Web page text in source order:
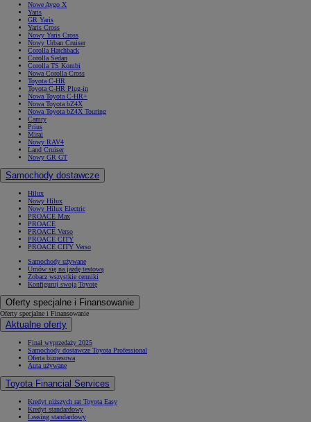
Nowe Aygo X
Yaris
GR Yaris
Yaris Cross
Nowy Yaris Cross
Nowy Urban Cruiser
Corolla Hatchback
Corolla Sedan
Corolla TS Kombi
Nowa Corolla Cross
Toyota C-HR
Toyota C-HR Plug-in
Nowa Toyota C-HR+
Nowa Toyota bZ4X
Nowa Toyota bZ4X Touring
Camry
Prius
Mirai
Nowy RAV4
Land Cruiser
Nowy GR GT
Samochody dostawcze
Hilux
Nowy Hilux
Nowy Hilux Electric
PROACE Max
PROACE
PROACE Verso
PROACE CITY
PROACE CITY Verso
Samochody używane
Umów się na jazdę testową
Zobacz wszystkie cenniki
Konfiguruj swoją Toyotę
Oferty specjalne i Finansowanie
Oferty specjalne i Finansowanie
Aktualne oferty
Finał wyprzedaży 2025
Samochody dostawcze Toyota Professional
Oferta biznesowa
Auta używane
Toyota Financial Services
Kredyt niższych rat Toyota Easy
Kredyt standardowy
Leasing standardowy